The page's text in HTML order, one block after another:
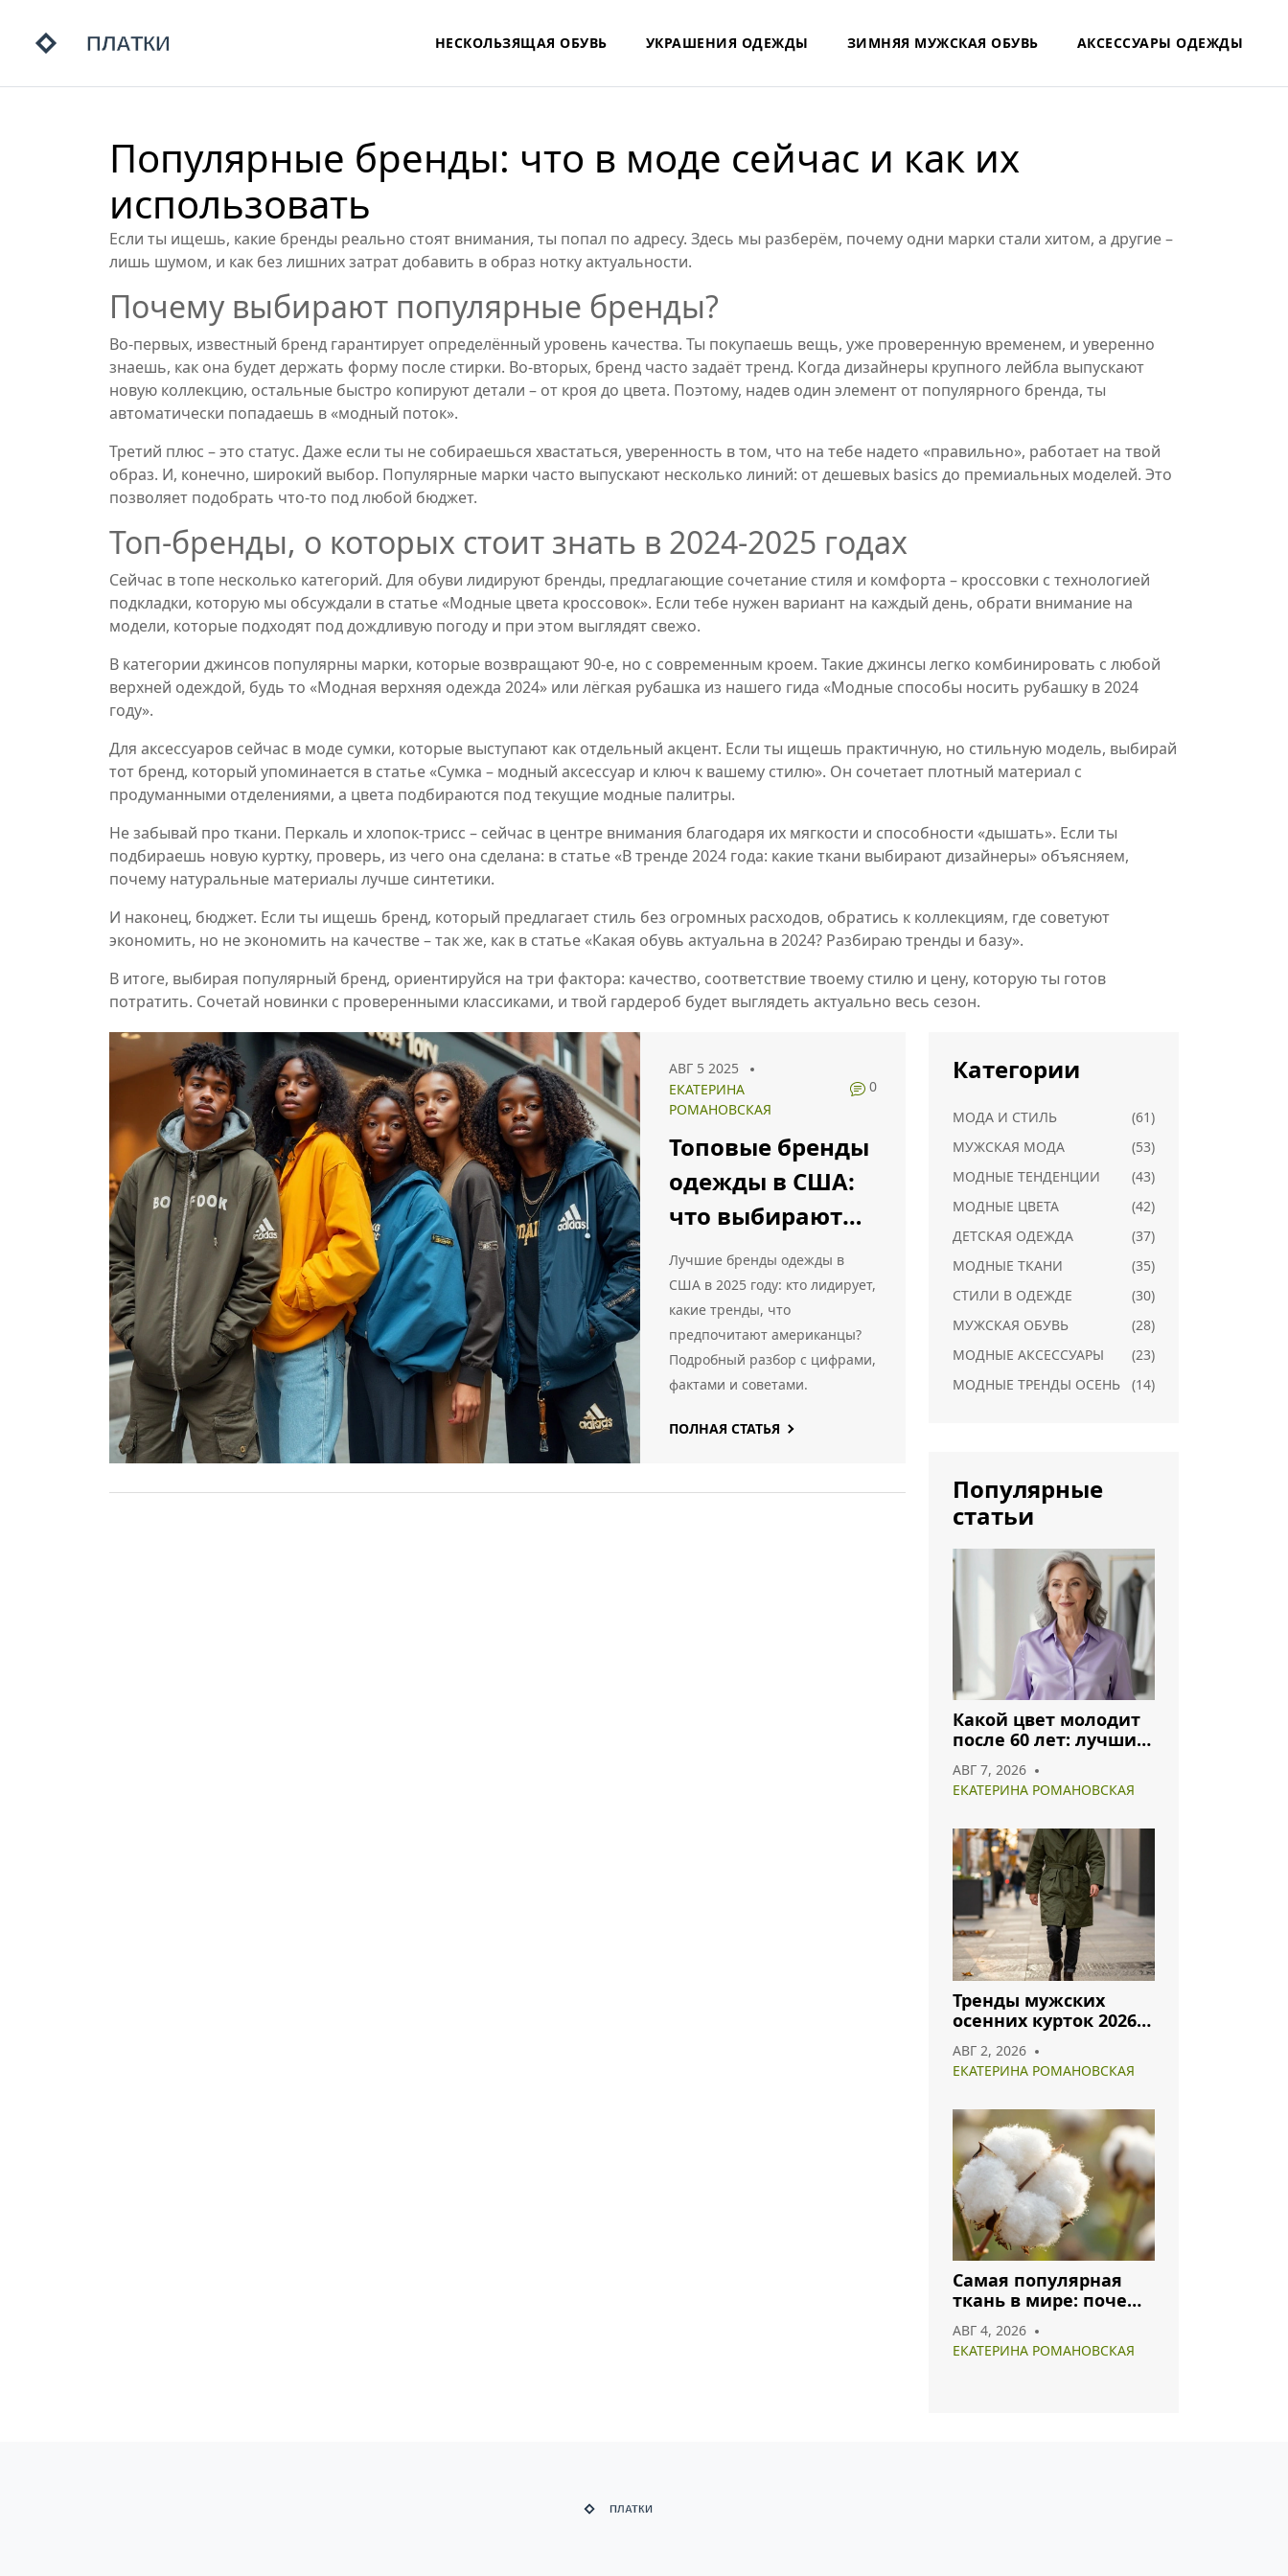
НЕСКОЛЬЗЯЩАЯ ОБУВЬ УКРАШЕНИЯ ОДЕЖДЫ ЗИМНЯЯ МУЖСКАЯ ОБУВЬ АКСЕССУАРЫ ОДЕЖДЫ
Популярные бренды: что в моде сейчас и как их
использовать
Если ты ищешь, какие бренды реально стоят внимания, ты попал по адресу. Здесь мы разберём, почему одни марки стали хитом, а другие –
лишь шумом, и как без лишних затрат добавить в образ нотку актуальности.
Почему выбирают популярные бренды?
Во‑первых, известный бренд гарантирует определённый уровень качества. Ты покупаешь вещь, уже проверенную временем, и уверенно
знаешь, как она будет держать форму после стирки. Во‑вторых, бренд часто задаёт тренд. Когда дизайнеры крупного лейбла выпускают
новую коллекцию, остальные быстро копируют детали – от кроя до цвета. Поэтому, надев один элемент от популярного бренда, ты
автоматически попадаешь в «модный поток».
Третий плюс – это статус. Даже если ты не собираешься хвастаться, уверенность в том, что на тебе надето «правильно», работает на твой
образ. И, конечно, широкий выбор. Популярные марки часто выпускают несколько линий: от дешевых basics до премиальных моделей. Это
позволяет подобрать что‑то под любой бюджет.
Топ‑бренды, о которых стоит знать в 2024‑2025 годах
Сейчас в топе несколько категорий. Для обуви лидируют бренды, предлагающие сочетание стиля и комфорта – кроссовки с технологией
подкладки, которую мы обсуждали в статье «Модные цвета кроссовок». Если тебе нужен вариант на каждый день, обрати внимание на
модели, которые подходят под дождливую погоду и при этом выглядят свежо.
В категории джинсов популярны марки, которые возвращают 90‑е, но с современным кроем. Такие джинсы легко комбинировать с любой
верхней одеждой, будь то «Модная верхняя одежда 2024» или лёгкая рубашка из нашего гида «Модные способы носить рубашку в 2024
году».
Для аксессуаров сейчас в моде сумки, которые выступают как отдельный акцент. Если ты ищешь практичную, но стильную модель, выбирай
тот бренд, который упоминается в статье «Сумка – модный аксессуар и ключ к вашему стилю». Он сочетает плотный материал с
продуманными отделениями, а цвета подбираются под текущие модные палитры.
Не забывай про ткани. Перкаль и хлопок‑трисс – сейчас в центре внимания благодаря их мягкости и способности «дышать». Если ты
подбираешь новую куртку, проверь, из чего она сделана: в статье «В тренде 2024 года: какие ткани выбирают дизайнеры» объясняем,
почему натуральные материалы лучше синтетики.
И наконец, бюджет. Если ты ищешь бренд, который предлагает стиль без огромных расходов, обратись к коллекциям, где советуют
экономить, но не экономить на качестве – так же, как в статье «Какая обувь актуальна в 2024? Разбираю тренды и базу».
В итоге, выбирая популярный бренд, ориентируйся на три фактора: качество, соответствие твоему стилю и цену, которую ты готов
потратить. Сочетай новинки с проверенными классиками, и твой гардероб будет выглядеть актуально весь сезон.
АВГ 5 2025
ЕКАТЕРИНА
РОМАНОВСКАЯ
0
Топовые бренды
одежды в США:
что выбирают
американцы в
2025 году
Лучшие бренды одежды в
США в 2025 году: кто лидирует,
какие тренды, что
предпочитают американцы?
Подробный разбор с цифрами,
фактами и советами.
ПОЛНАЯ СТАТЬЯ
Категории
МОДА И СТИЛЬ
(61)
МУЖСКАЯ МОДА
(53)
МОДНЫЕ ТЕНДЕНЦИИ
(43)
МОДНЫЕ ЦВЕТА
(42)
ДЕТСКАЯ ОДЕЖДА
(37)
МОДНЫЕ ТКАНИ
(35)
СТИЛИ В ОДЕЖДЕ
(30)
МУЖСКАЯ ОБУВЬ
(28)
МОДНЫЕ АКСЕССУАРЫ
(23)
МОДНЫЕ ТРЕНДЫ ОСЕНЬ
(14)
Популярные
статьи
Какой цвет молодит
после 60 лет: лучшие
оттенки для
гармоничного образа
АВГ 7, 2026
ЕКАТЕРИНА РОМАНОВСКАЯ
Тренды мужских
осенних курток 2026:
сочетать
АВГ 2, 2026
ЕКАТЕРИНА РОМАНОВСКАЯ
Самая популярная
ткань в мире: почему
лидируют в 2026 году
АВГ 4, 2026
ЕКАТЕРИНА РОМАНОВСКАЯ